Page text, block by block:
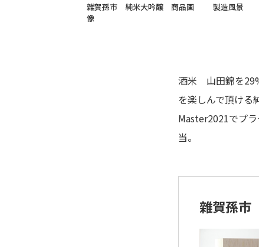
雜賀孫市 純米大吟醸 商品画
像
製造風景
酒米 山田錦を
を楽しんで頂ける
Master2021でプ
当。
雜賀孫